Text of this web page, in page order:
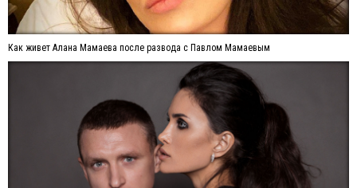
Как живет Алана Мамаева после развода с Павлом Мамаевым